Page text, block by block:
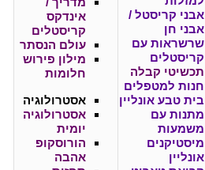
אבני קריסטל /
אבני חן
שרשראות עם
קריסטלים
תכשיטי קבלה
חנות למטפלים
בית טבע אונליין
מתנות עם
משמעות
מיסטיקנים
אונליין
מדריך /
אינדקס
קריסטלים
עולם הנסתר
מילון פירוש
חלומות
אסטרולוגיה
אסטרולוגיה
יומית
הורוסקופ
אהבה